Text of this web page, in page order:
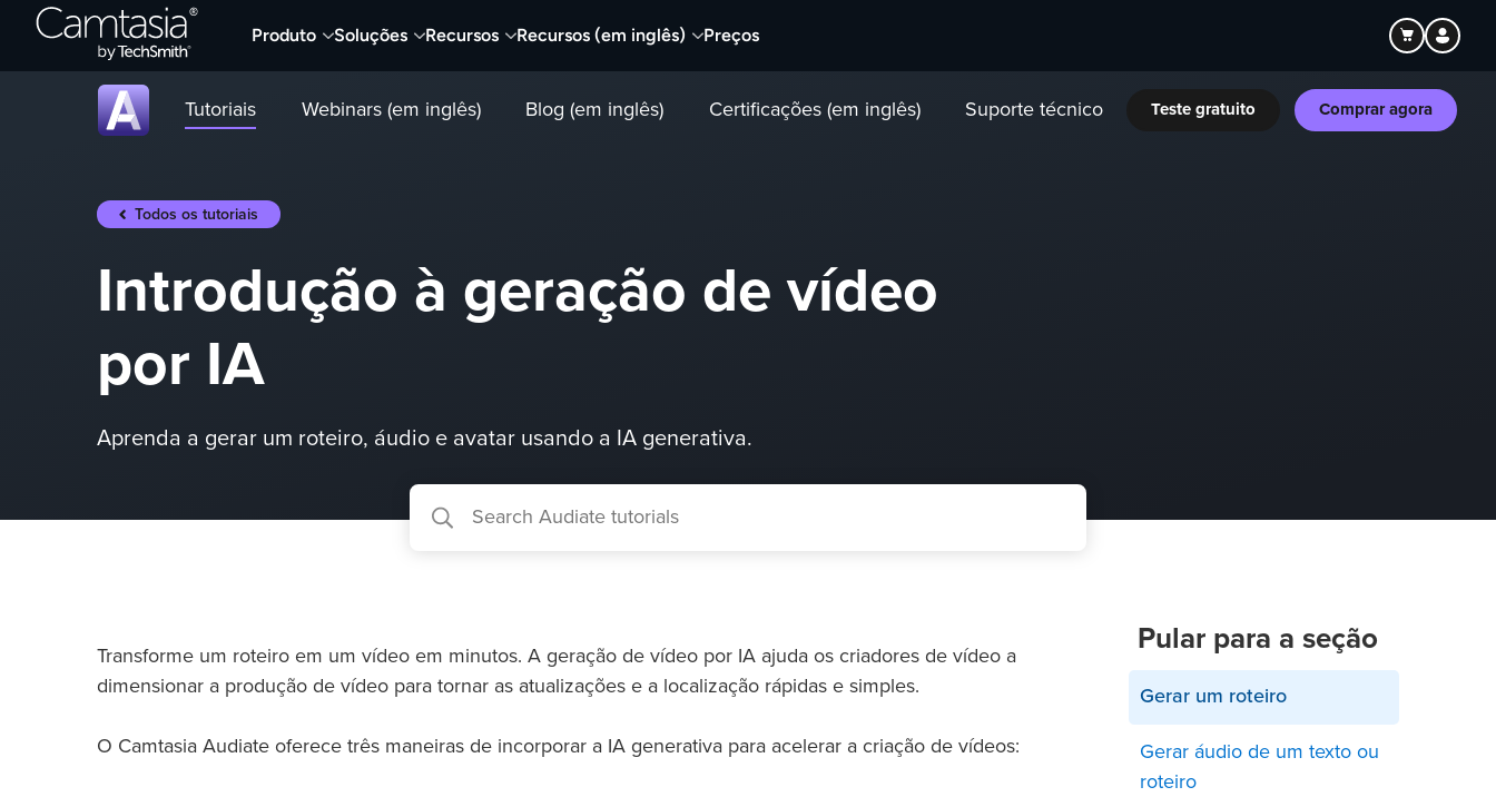
Produto Soluções Recursos Recursos (em inglês) Preços
Tutoriais Webinars (em inglês) Blog (em inglês) Certificações (em inglês) Suporte técnico Teste gratuito Comprar agora
Todos os tutoriais
Introdução à geração de vídeo
por IA
Aprenda a gerar um roteiro, áudio e avatar usando a IA generativa.
Transforme um roteiro em um vídeo em minutos. A geração de vídeo por IA ajuda os criadores de vídeo a
dimensionar a produção de vídeo para tornar as atualizações e a localização rápidas e simples.
O Camtasia Audiate oferece três maneiras de incorporar a IA generativa para acelerar a criação de vídeos:
Pular para a seção
Gerar um roteiro
Gerar áudio de um texto ou
roteiro